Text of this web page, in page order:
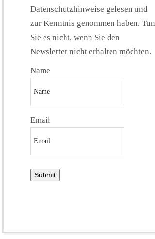
Datenschutzhinweise gelesen und
zur Kenntnis genommen haben. Tun
Sie es nicht, wenn Sie den
Newsletter nicht erhalten möchten.
Name
Email